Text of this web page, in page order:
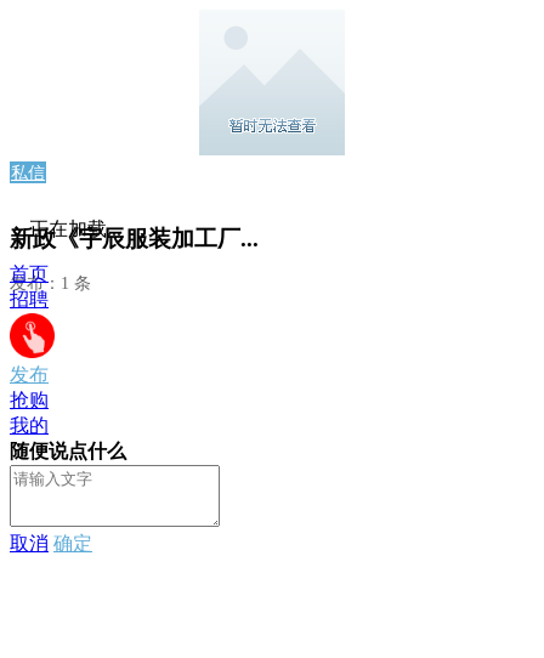
私信
新政《宇辰服装加工厂...
发布：1 条
正在加载...
首页
招聘
发布
抢购
我的
随便说点什么
取消 确定